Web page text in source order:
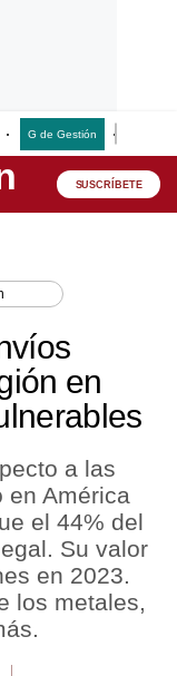
G de Gestión
SUSCRÍBETE
en
a las
en América
el 44% del
Su valor
en 2023.
los metales,